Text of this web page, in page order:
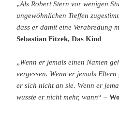
„Als Robert Stern vor wenigen
ungewöhnlichen Treffen
dass er damit eine Verabredung
Sebastian Fitzek, Das Kind
„Wenn er jemals einen Namen
vergessen. Wenn er jemals
er sich nicht an sie. Wenn er
wusste er nicht mehr, wann“ –